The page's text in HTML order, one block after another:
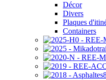
Décor
Divers
Plaques
Containers